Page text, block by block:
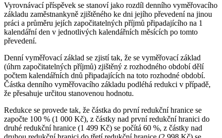
Vyrovnávací příspěvek se stanoví jako rozdíl denního vyměřovacího
základu zaměstnankyně zjištěného ke dni jejího převedení na jinou
práci a průměru jejích započitatelných příjmů připadajícího na 1
kalendářní den v jednotlivých kalendářních měsících po tomto
převedení.
Denní vyměřovací základ se zjistí tak, že se vyměřovací základ
(úhrn započitatelných příjmů) zjištěný z rozhodného období dělí
počtem kalendářních dnů připadajících na toto rozhodné období.
Částka denního vyměřovacího základu podléhá redukci v případě,
že přesahuje určitou stanovenou hodnotu.
Redukce se provede tak, že částka do první redukční hranice se
započte 100 % (1 000 Kč), z částky nad první redukční hranici do
druhé redukční hranice (1 499 Kč) se počítá 60 %, z částky nad